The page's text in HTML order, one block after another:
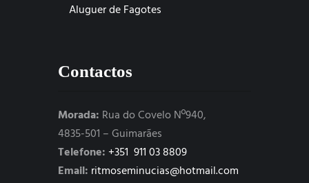
Aluguer de Fagotes
Contactos
Morada: Rua do Covelo Nº940,
4835-501 – Guimarães
Telefone: +351 911 03 8809
Email: ritmoseminucias@hotmail.com